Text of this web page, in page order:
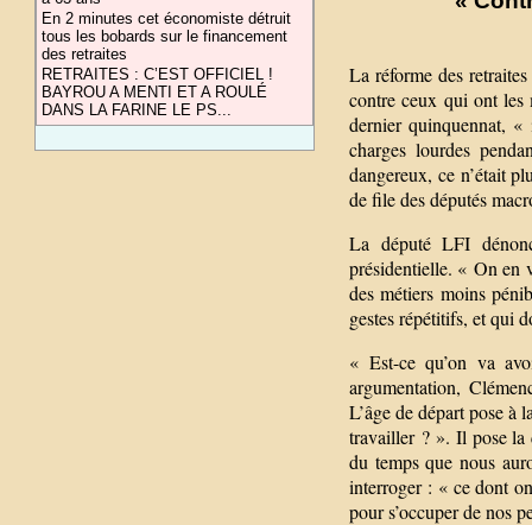
En 2 minutes cet économiste détruit
tous les bobards sur le financement
des retraites
RETRAITES : C’EST OFFICIEL !
BAYROU A MENTI ET A ROULÉ
DANS LA FARINE LE PS...
La réforme des
contre ceux qui ont les
dernier quinquennat,
charges lourdes
dangereux, ce n’était
de file des députés
La député LFI
présidentielle. « On en
des métiers moins
gestes répétitifs, et qui
« Est-ce qu’on va
argumentation,
L’âge de départ pose à
travailler ? ». Il pose la
du temps que nous
interroger : « ce dont
pour s’occuper de nos